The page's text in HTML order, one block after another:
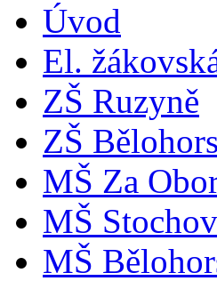
Úvod
El.
ZŠ Ruzyně
ZŠ
MŠ Za
MŠ
MŠ